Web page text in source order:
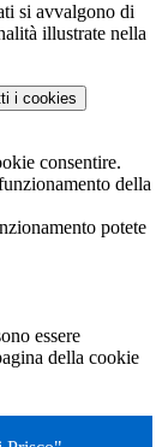
si avvalgono di
illustrate nella
i cookies
consentire.
della
potete
essere
della cookie